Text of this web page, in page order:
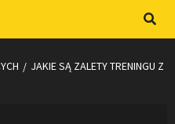
JAKIE SĄ ZALETY TRENINGU Z